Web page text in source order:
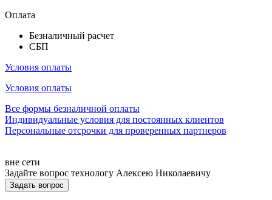
Оплата
Безналичный расчет
СБП
Условия оплаты
Условия оплаты
Все формы безналичной оплаты
Индивидуальные условия для постоянных клиентов
Персональные отсрочки для проверенных партнеров
вне сети
Задайте вопрос технологу Алексею Николаевичу
Задать вопрос